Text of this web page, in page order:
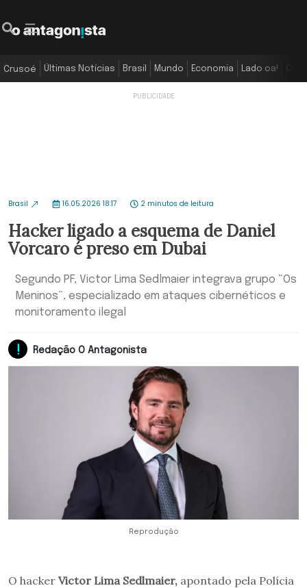
Crusoé Últimas Notícias Brasil Mundo Economia Lado oa!
Brasil 16.05.2026 18:17 2 minutos de leitura
Hacker ligado a esquema de Daniel
Vorcaro é preso em Dubai
Segundo PF, Victor Lima Sedlmaier integrava grupo “Os
Meninos”, especializado em ataques cibernéticos e
monitoramento ilegal
Redação O Antagonista
Reprodução
O hacker Victor Lima Sedlmaier, apontado pela Polícia